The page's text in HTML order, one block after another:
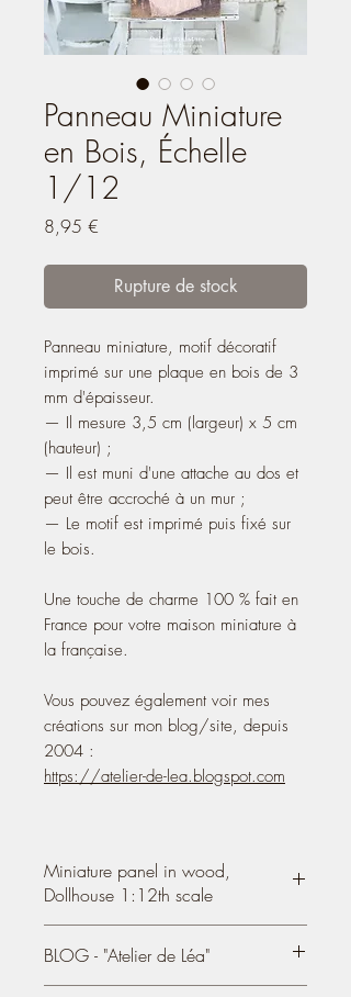
Panneau Miniature
en Bois, Échelle
1/12
8,95 €
Rupture de stock
Panneau miniature, motif décoratif
imprimé sur une plaque en bois de 3
mm d'épaisseur.
— Il mesure 3,5 cm (largeur) x 5 cm
(hauteur) ;
— Il est muni d'une attache au dos et
peut être accroché à un mur ;
— Le motif est imprimé puis fixé sur
le bois.
Une touche de charme 100 % fait en
France pour votre maison miniature à
la française.
Vous pouvez également voir mes
créations sur mon blog/site, depuis
2004 :
https://atelier-de-lea.blogspot.com
Miniature panel in wood,
Dollhouse 1:12th scale
on a wooden plate 3mm thick 0.12″
BLOG - "Atelier de Léa"